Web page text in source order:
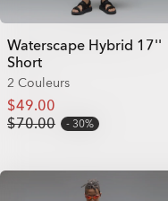
Waterscape Hybrid 17''
Short
2 Couleurs
$49.00
$70.00
30%